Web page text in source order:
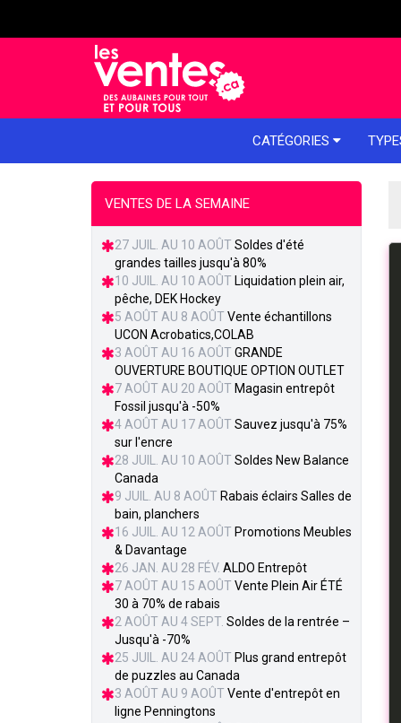
CATÉGORIES
VENTES DE LA SEMAINE
27 JUIL. AU 10 AOÛT Soldes d'été
grandes tailles jusqu'à 80%
10 JUIL. AU 10 AOÛT Liquidation plein air,
pêche, DEK Hockey
5 AOÛT AU 8 AOÛT Vente échantillons
UCON Acrobatics,COLAB
3 AOÛT AU 16 AOÛT GRANDE
OUVERTURE BOUTIQUE OPTION OUTLET
7 AOÛT AU 20 AOÛT Magasin entrepôt
Fossil jusqu'à -50%
4 AOÛT AU 17 AOÛT Sauvez jusqu'à 75%
sur l'encre
28 JUIL. AU 10 AOÛT Soldes New Balance
Canada
9 JUIL. AU 8 AOÛT Rabais éclairs Salles de
bain, planchers
16 JUIL. AU 12 AOÛT Promotions Meubles
& Davantage
26 JAN. AU 28 FÉV. ALDO Entrepôt
7 AOÛT AU 15 AOÛT Vente Plein Air ÉTÉ
30 à 70% de rabais
2 AOÛT AU 4 SEPT. Soldes de la rentrée –
Jusqu'à -70%
25 JUIL. AU 24 AOÛT Plus grand entrepôt
de puzzles au Canada
3 AOÛT AU 9 AOÛT Vente d'entrepôt en
ligne Penningtons